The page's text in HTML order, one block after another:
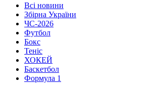
Всі новини
Збірна України
ЧС-2026
Футбол
Бокс
Теніс
ХОКЕЙ
Баскетбол
Формула 1